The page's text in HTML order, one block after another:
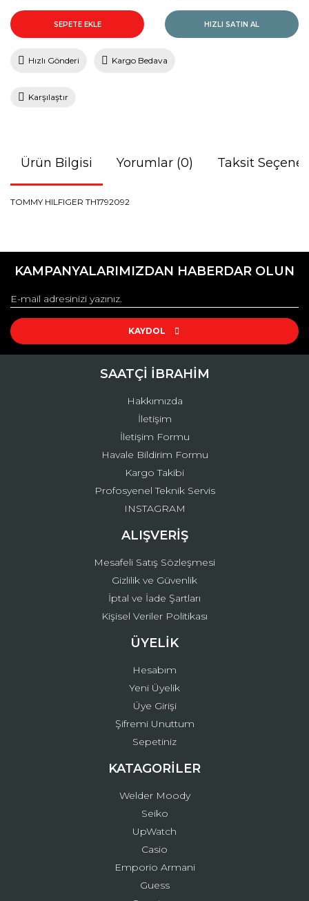
SEPETE EKLE HIZLI SATIN AL
Hızlı Gönderi Kargo Bedava
Karşılaştır
Ürün Bilgisi Yorumlar (0) Taksit
TOMMY HILFIGER TH1792092
konularda yetersiz gördüğünüz noktaları öneri formunu
Görüş ve önerileriniz için teşekkür ederiz.
Ürün resmi kalitesiz, bozuk veya görüntülenemiyor.
Ürün açıklamasında eksik bilgiler bulunuyor.
Ürün fiyatı diğer sitelerden daha pahalı.
Gönder
KAMPANYALARIMIZDAN HABERDAR OLUN
KAYDOL
SAATÇİ İBRAHİM
Hakkımızda
İletişim
İletişim Formu
Havale Bildirim Formu
Kargo Takibi
Profosyenel Teknik Servis
INSTAGRAM
ALIŞVERİŞ
Mesafeli Satış Sözleşmesi
Gizlilik ve Güvenlik
İptal ve İade Şartları
Kişisel Veriler Politikası
ÜYELİK
Hesabım
Yeni Üyelik
Üye Girişi
Şifremi Unuttum
Sepetiniz
KATAGORİLER
Welder Moody
Seiko
UpWatch
Casio
Emporio Armani
Guess